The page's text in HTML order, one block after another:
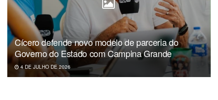
Cícero defende novo modelo de parceria do
Governo do Estado com Campina Grande
4 DE JULHO DE 2026